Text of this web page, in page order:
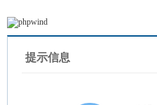
提示信息